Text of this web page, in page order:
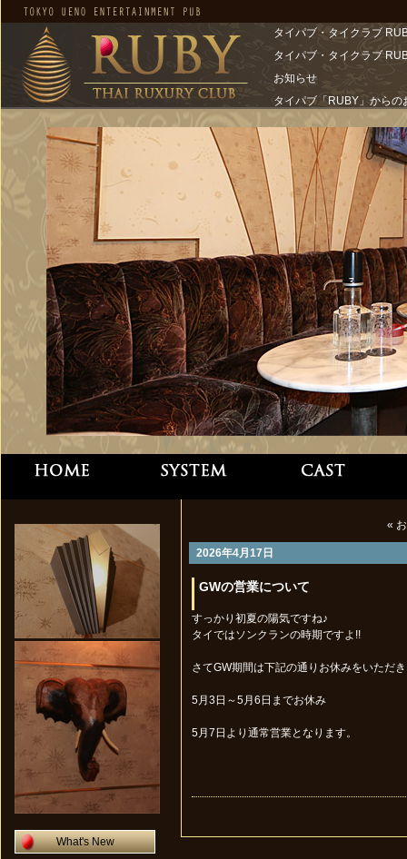
タイパブ・タイクラブ
タイパブ・タイクラブ
お知らせ
タイパブ「RUBY」からの
«
2026年4月17日
GWの営業について
すっかり初夏の陽気ですね♪
タイではソンクランの時期ですよ!!
さてGW期間は下記の通りお休みをいただ
5月3日～5月6日までお休み
5月7日より通常営業となります。
What's New